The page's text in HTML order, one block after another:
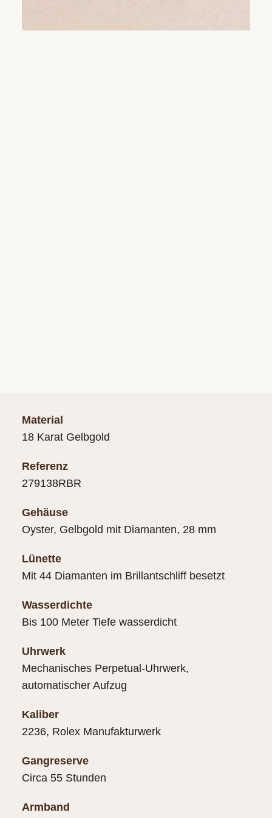
Material
18 Karat Gelbgold
Referenz
279138RBR
Gehäuse
Oyster, Gelbgold mit Diamanten, 28 mm
Lünette
Mit 44 Diamanten im Brillantschliff besetzt
Wasserdichte
Bis 100 Meter Tiefe wasserdicht
Uhrwerk
Mechanisches Perpetual-Uhrwerk,
automatischer Aufzug
Kaliber
2236, Rolex Manufakturwerk
Gangreserve
Circa 55 Stunden
Armband